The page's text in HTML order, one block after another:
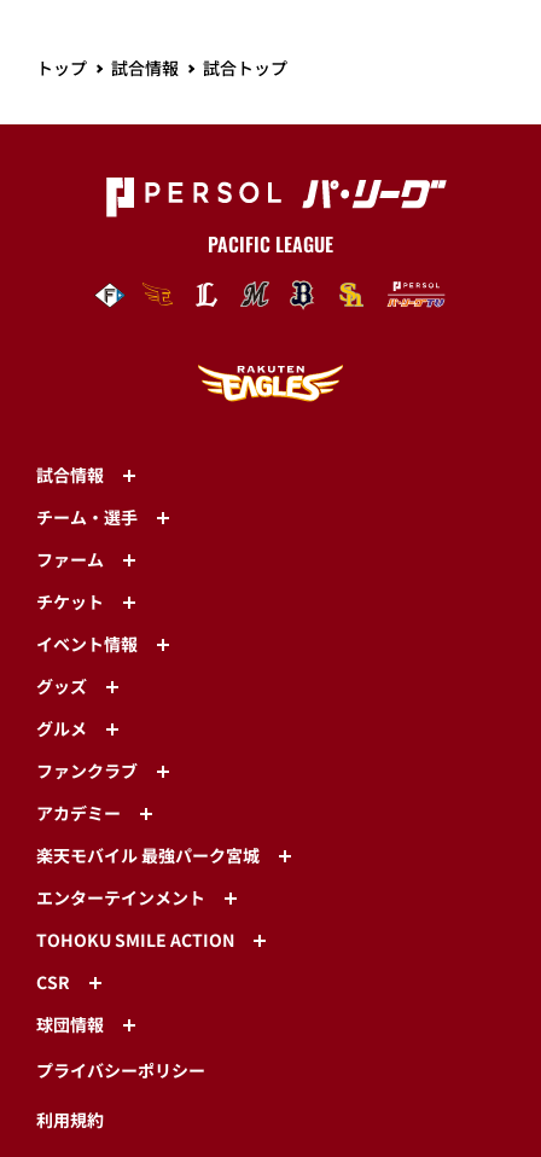
トップ 試合情報 試合トップ
PACIFIC LEAGUE
試合情報
チーム・選手
ファーム
チケット
イベント情報
グッズ
グルメ
ファンクラブ
アカデミー
楽天モバイル 最強パーク宮城
エンターテインメント
TOHOKU SMILE ACTION
CSR
球団情報
プライバシーポリシー
利用規約